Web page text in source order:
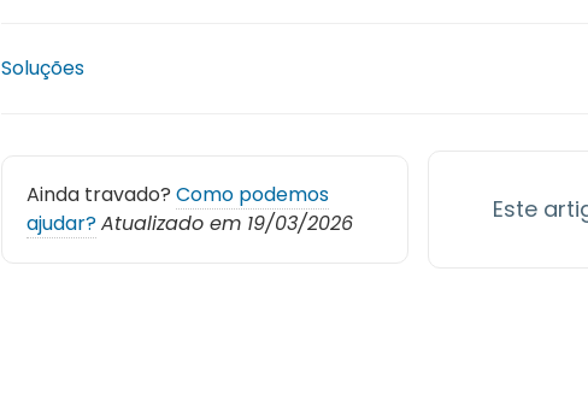
Soluções
Ainda travado? Como podemos
ajudar?Atualizado em 19/03/2026 Este